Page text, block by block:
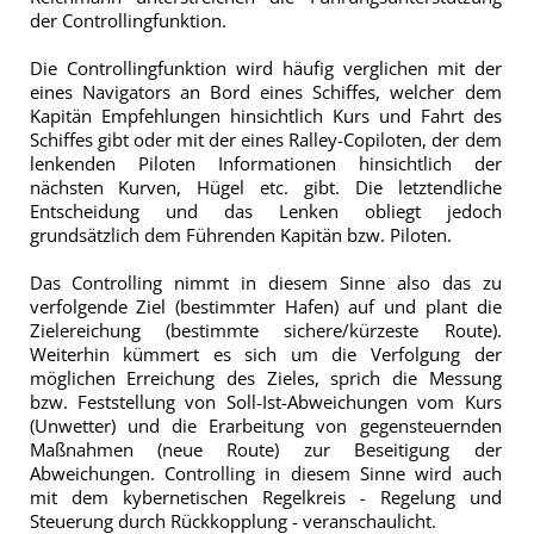
der Controllingfunktion.
Die Controllingfunktion wird häufig verglichen mit der
eines Navigators an Bord eines Schiffes, welcher dem
Kapitän Empfehlungen hinsichtlich Kurs und Fahrt des
Schiffes gibt oder mit der eines Ralley-Copiloten, der dem
lenkenden Piloten Informationen hinsichtlich der
nächsten Kurven, Hügel etc. gibt. Die letztendliche
Entscheidung und das Lenken obliegt jedoch
grundsätzlich dem Führenden Kapitän bzw. Piloten.
Das Controlling nimmt in diesem Sinne also das zu
verfolgende Ziel (bestimmter Hafen) auf und plant die
Zielereichung (bestimmte sichere/kürzeste Route).
Weiterhin kümmert es sich um die Verfolgung der
möglichen Erreichung des Zieles, sprich die Messung
bzw. Feststellung von Soll-Ist-Abweichungen vom Kurs
(Unwetter) und die Erarbeitung von gegensteuernden
Maßnahmen (neue Route) zur Beseitigung der
Abweichungen. Controlling in diesem Sinne wird auch
mit dem kybernetischen Regelkreis - Regelung und
Steuerung durch Rückkopplung - veranschaulicht.